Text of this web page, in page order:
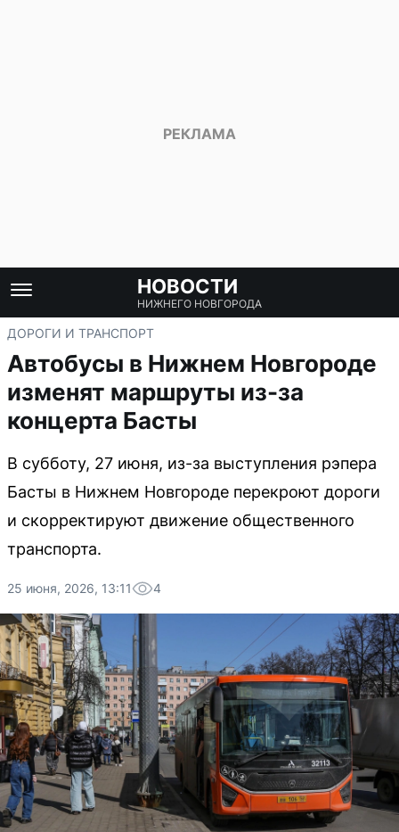
НОВОСТИ
НИЖНЕГО НОВГОРОДА
ДОРОГИ И ТРАНСПОРТ
Автобусы в Нижнем Новгороде
изменят маршруты из-за
концерта Басты
В субботу, 27 июня, из-за выступления рэпера
Басты в Нижнем Новгороде перекроют дороги
и скорректируют движение общественного
транспорта.
25 июня, 2026, 13:11 4